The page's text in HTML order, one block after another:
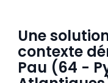
Une
contexte
Pau (64 -